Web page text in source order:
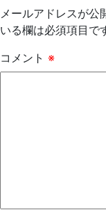
メールアドレスが公
いる欄は必須項目で
コメント ※